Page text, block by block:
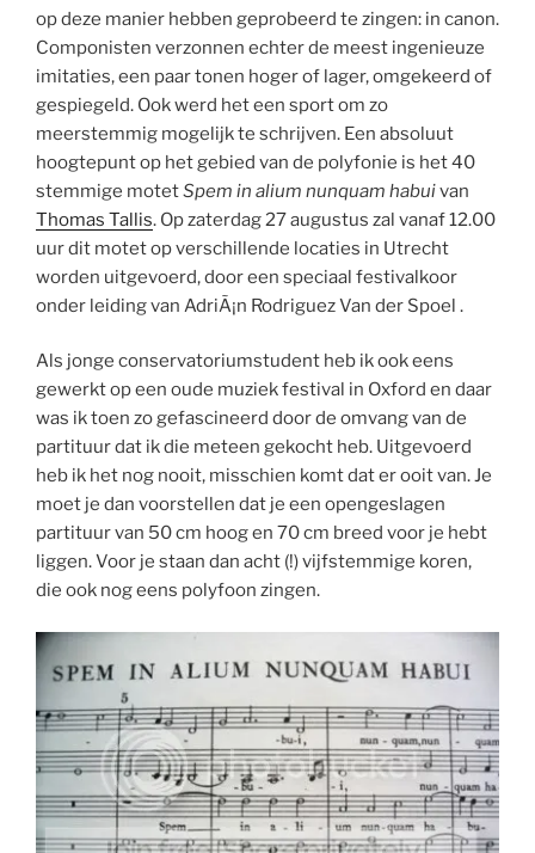
op deze manier hebben geprobeerd te zingen: in canon.
Componisten verzonnen echter de meest ingenieuze
imitaties, een paar tonen hoger of lager, omgekeerd of
gespiegeld. Ook werd het een sport om zo
meerstemmig mogelijk te schrijven. Een absoluut
hoogtepunt op het gebied van de polyfonie is het 40
stemmige motetSpem in alium nunquam habuivan
Thomas Tallis. Op zaterdag 27 augustus zal vanaf 12.00
uur dit motet op verschillende locaties in Utrecht
worden uitgevoerd, door een speciaal festivalkoor
onder leiding van AdriÃ¡n Rodriguez Van der Spoel .
Als jonge conservatoriumstudent heb ik ook eens
gewerkt op een oude muziek festival in Oxford en daar
was ik toen zo gefascineerd door de omvang van de
partituur dat ik die meteen gekocht heb. Uitgevoerd
heb ik het nog nooit, misschien komt dat er ooit van. Je
moet je dan voorstellen dat je een opengeslagen
partituur van 50 cm hoog en 70 cm breed voor je hebt
liggen. Voor je staan dan acht (!) vijfstemmige koren,
die ook nog eens polyfoon zingen.